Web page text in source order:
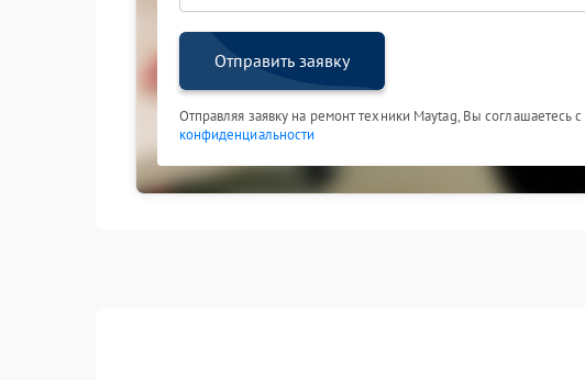
Отправить заявку
Отправляя заявку на ремонт техники Maytag, Вы соглашаетесь с
конфиденциальности